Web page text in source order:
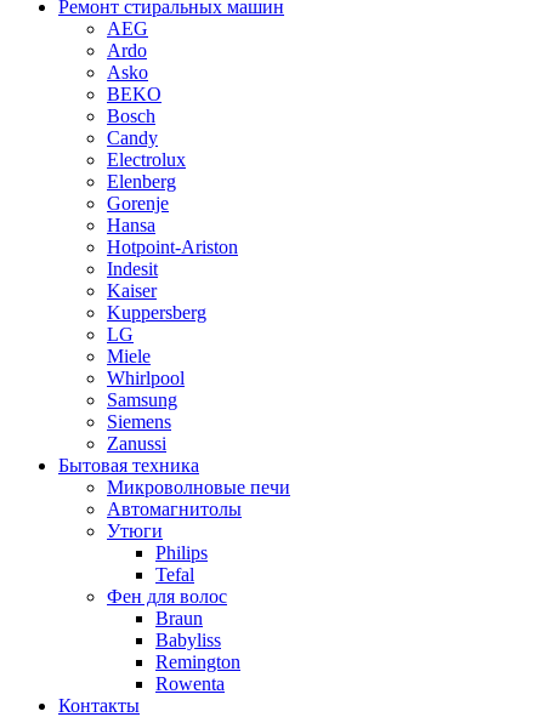
Ремонт стиральных машин
AEG
Ardo
Asko
BEKO
Bosch
Candy
Electrolux
Elenberg
Gorenje
Hansa
Hotpoint-Ariston
Indesit
Kaiser
Kuppersberg
LG
Miele
Whirlpool
Samsung
Siemens
Zanussi
Бытовая техника
Микроволновые печи
Автомагнитолы
Утюги
Philips
Tefal
Фен для волос
Braun
Babyliss
Remington
Rowenta
Контакты